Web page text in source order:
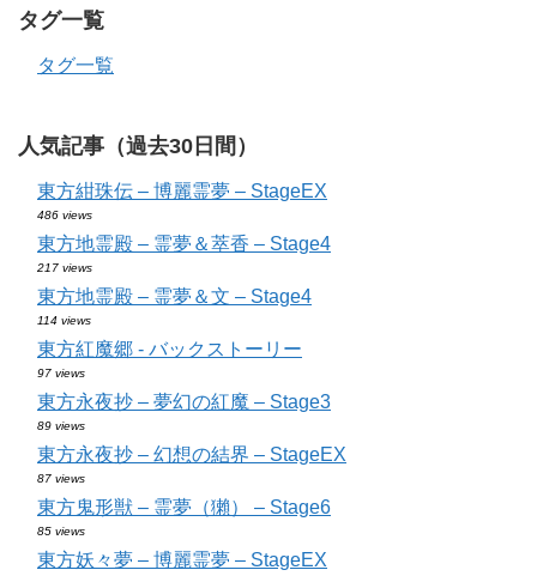
タグ一覧
タグ一覧
人気記事（過去30日間）
東方紺珠伝 – 博麗霊夢 – StageEX
486 views
東方地霊殿 – 霊夢＆萃香 – Stage4
217 views
東方地霊殿 – 霊夢＆文 – Stage4
114 views
東方紅魔郷 - バックストーリー
97 views
東方永夜抄 – 夢幻の紅魔 – Stage3
89 views
東方永夜抄 – 幻想の結界 – StageEX
87 views
東方鬼形獣 – 霊夢（獺） – Stage6
85 views
東方妖々夢 – 博麗霊夢 – StageEX